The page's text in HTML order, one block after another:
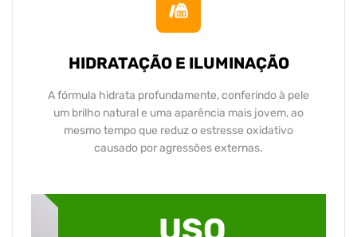
HIDRATAÇÃO E ILUMINAÇÃO
A fórmula hidrata profundamente, conferindo à pele
um brilho natural e uma aparência mais jovem, ao
mesmo tempo que reduz o estresse oxidativo
causado por agressões externas.